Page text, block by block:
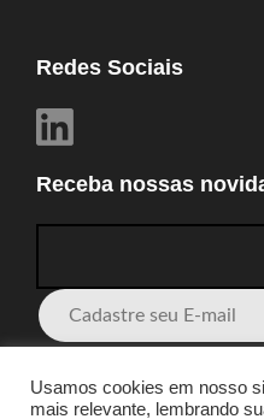
Redes Sociais
Receba nossas
Usamos cookies em nosso
mais relevante, lembrando